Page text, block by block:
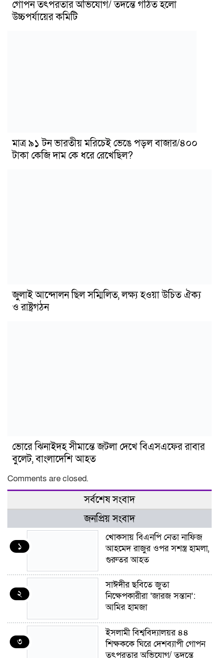
গোপন তৎপরতার অভিযোগ/ তদন্তে গঠিত হলো
উচ্চপর্যায়ের কমিটি
মাত্র ৯১ টন ভারতীয় মরিচেই ভেঙে পড়ল বাজার/৪০০
টাকা কেজি দাম কে ধরে রেখেছিল?
জুলাই আন্দোলন ছিল সম্মিলিত, লক্ষ্য হওয়া উচিত ঐক্য
ও রাষ্ট্রগঠন
ভোরে ঝিনাইদহ সীমান্তে জটলা দেখে বিএসএফের রাবার
বুলেট, বাংলাদেশি আহত
Comments are closed.
সর্বশেষ সংবাদ
জনপ্রিয় সংবাদ
১
খোকসায় বিএনপি নেতা নাফিজ
আহমেদ রাজুর ওপর সশস্ত্র হামলা,
গুরুতর আহত
২
সাঈদীর ছবিতে জুতা
নিক্ষেপকারীরা ‘জারজ সন্তান’:
আমির হামজা
৩
ইসলামী বিশ্ববিদ্যালয়র ৪৪
শিক্ষককে ঘিরে দেশব্যাপী গোপন
তৎপরতার অভিযোগ/ তদন্তে